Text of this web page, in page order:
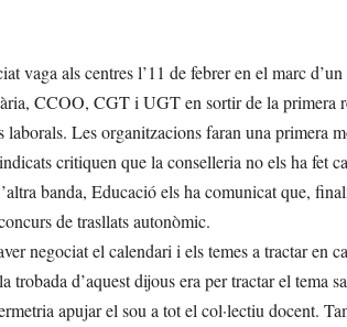
vaga als centres l’11 de febrer en el marc
CCOO, CGT i UGT en sortir de la primera
Les organitzacions faran una primera
critiquen que la conselleria no els ha fet
banda, Educació els ha comunicat que,
de trasllats autonòmic.
negociat el calendari i els temes a tractar en
d’aquest dijous era per tractar el tema
apujar el sou a tot el col·lectiu docent.